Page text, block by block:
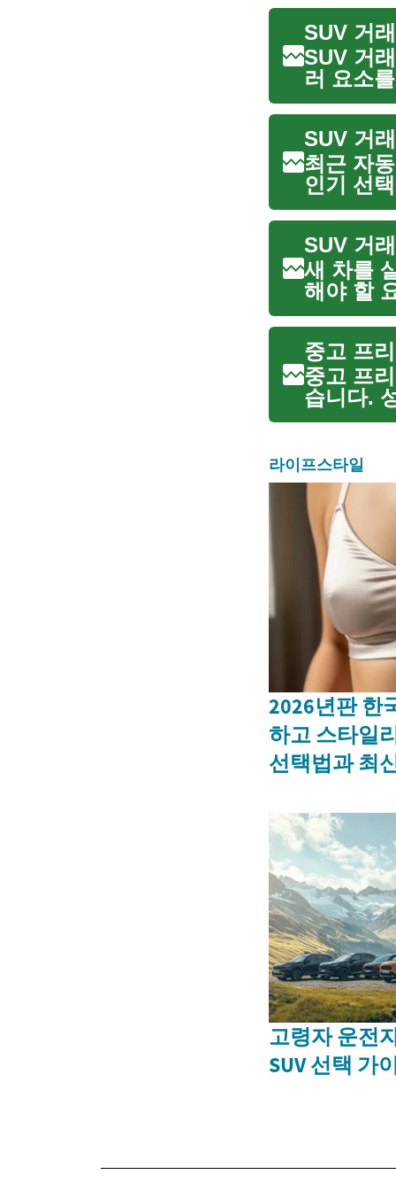
SUV 거
SUV 거
러 요소
안전장비
SUV 거
최근 자
인기 선
의할 점
...
SUV 거
새 차를
해야 할
유지비,
달라집니
중고 프
중고 프
습니다.
합적으로
라이프스타일
2026년판 한
하고 스타일
선택법과 최
고령자 운전
SUV 선택 가